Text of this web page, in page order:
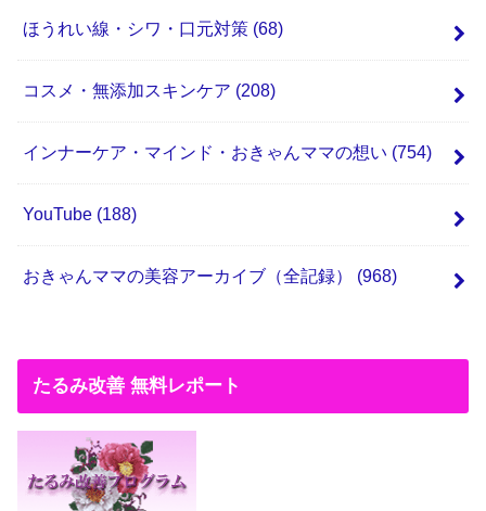
ほうれい線・シワ・口元対策 (68)
コスメ・無添加スキンケア (208)
インナーケア・マインド・おきゃんママの想い (754)
YouTube (188)
おきゃんママの美容アーカイブ（全記録） (968)
たるみ改善 無料レポート